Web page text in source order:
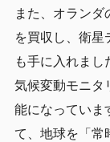
また、オランダ
を買収し、衛星
も手に入れまし
気候変動モニタ
能になっていま
て、地球を「常